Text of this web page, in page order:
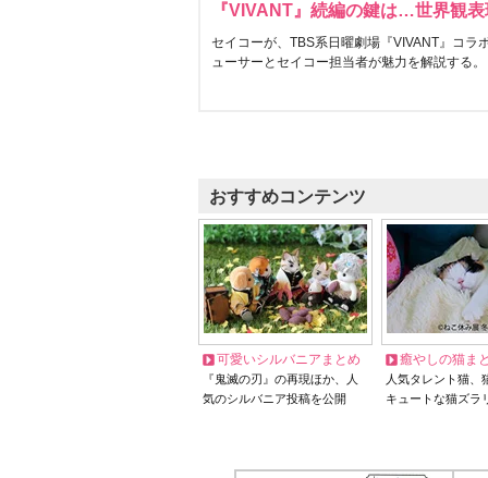
『VIVANT』続編の鍵は…世界観
セイコーが、TBS系日曜劇場『VIVANT』コラ
ューサーとセイコー担当者が魅力を解説する。
おすすめコンテンツ
可愛いシルバニアまとめ
『鬼滅の刃』の再現ほか、人
気のシルバニア投稿を公開
癒やしの猫ま
人気タレント猫
キュートな猫ズラ